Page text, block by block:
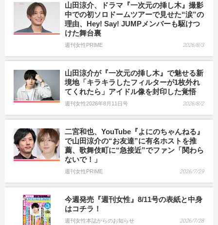
山田涼介、ドラマ『一次元の挿し木』撮影
中での初ソロドームツアーで見せた“涙”の
理由、Hey! Say! JUMPメンバーも駆けつ
けた舞台裏
週刊女性PRIME 2026/8/3
山田涼介が『一次元の挿し木』で魅せる新
境地「キラキラしたフィルターが1枚外れ
てくれたら」アイドル像を封印した覚悟
週刊女性2026年8月11日号 2026/8/2
二宮和也、YouTube『よにのちゃんねる』
で山田涼介の“お友達”に有名ホストを推
薦、歌舞伎町に“急接近”でファン「関わら
ないで！」
週刊女性PRIME 2026/7/29
今週発売『週刊女性』8/11号の表紙と中身
はコチラ！
週刊女性本誌からのお知らせ 2026/7/28